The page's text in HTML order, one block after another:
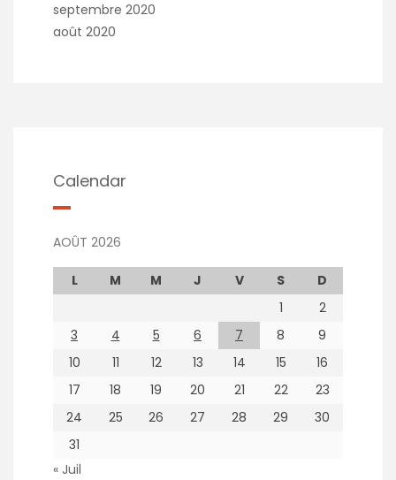
septembre 2020
août 2020
Calendar
AOÛT 2026
L M M J V S
D
1
2
3
4 5 6 7 8
9
10
11 12 13 14 15
16
17
18 19 20 21 22
23
24
25 26 27 28 29
30
31
« Juil